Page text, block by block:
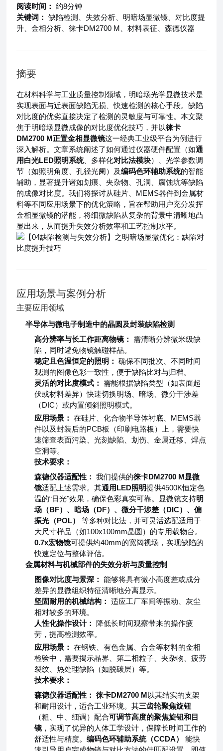
阅读时间： 约8分钟
关键词： 缺陷检测、失效分析、明暗场显微镜、对比度提
升、金相分析、徕卡DM2700 M、材料表征、森德仪器
摘要
在材料科学与工业质量控制领域，明暗场光学显微技术是
实现表面与近表面缺陷无损、快速检测的核心手段。缺陷
对比度的优劣直接决定了检测的灵敏度与可靠性。本文聚
焦于明暗场显微成像的对比度优化技巧，并以徕卡
DM2700 M正置金相显微镜这一经典工业级平台为例进行
深入解析。文章系统阐述了如何通过仪器硬件配置（如通
用白光LED照明系统、多样化对比法模块）、光学参数调
节（如照明角度、孔径光阑）及编码色环辅助系统的智能
辅助，显著提升诸如划痕、夹杂物、孔洞、腐蚀坑等缺陷
的成像对比度。我们将探讨从硅片、MEMS器件到金属材
料等不同应用场景下的优化策略，旨在帮助用户充分发挥
金相显微镜的潜能，将细微缺陷从复杂的背景中清晰地凸
显出来，从而提升失效分析效率和工艺控制水平。
应用场景与案例分析
主要应用领域
半导体与微电子制造中的晶圆及封装缺陷检测
高分辨率与长工作距离物镜：
需清晰分辨微米级缺
陷，同时避免物镜触碰样品。
稳定且色温恒定的照明： 确保不同批次、不同时间
观测的图像色彩一致性，便于缺陷比对与归档。
灵活的对比度模式：
需能根据缺陷类型（如表面起
伏或材料差异）快速切换明场、暗场、微分干涉差
（DIC）或内置倾斜照明模式。
应用场景： 在硅片、化合物半导体衬底、MEMS器
件以及封装后的PCB板（印刷电路板）上，需要快
速筛查表面污染、光刻缺陷、划伤、金属迁移、焊点
空洞等。
技术要求：
森德仪器适配性： 我们提供的徕卡DM2700 M显微
镜适配上述需求。其通用LED照明提供4500K恒定色
温的“日光"效果，确保色彩真实可靠。显微镜支持明
场（BF）、暗场（DF）、微分干涉差（DIC）、偏
振光（POL）
等多种对比法，并可灵活选配适用于
大尺寸样品（如100x100mm晶圆）的专用载物台。
0.7x宏物镜可提供约40mm的宽阔视场，实现缺陷的
快速定位与整体评估。
金属材料与机械部件的失效分析与质量控制
图像对比度与景深： 能够将具有微小高度差或成分
差异的显微组织特征清晰地分离显示。
坚固耐用的机械结构： 适应工厂车间等振动、灰尘
相对较多的环境。
人性化操作设计：
降低长时间观察带来的操作疲
劳，提高检测效率。
应用场景： 在钢铁、有色金属、合金等材料的金相
检验中，需要揭示晶界、第二相粒子、夹杂物、疲劳
裂纹、热处理缺陷（如脱碳层）等。
技术要求：
森德仪器适配性：
徕卡DM2700 M以其结实的支架
和耐用设计，适合工业环境。其三齿轮聚焦旋钮
（粗、中、细调）配合可调节高度的聚焦旋钮和目
镜，实现了优异的人体工学设计，保障长时间工作的
舒适性与精度。编码色环辅助系统（CCDA）
能快